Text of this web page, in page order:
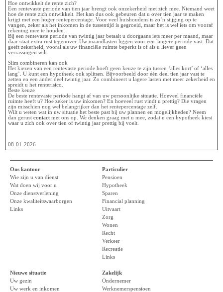
Hoe ontwikkelt de rente zich?
Een rentevaste periode van tien jaar brengt ook onzekerheid met zich mee. Niemand weet
hoe de rente zich ontwikkelt. Het kan dus ook gebeuren dat u over tien jaar te maken
krijgt met een hoger rentepercentage. Voor veel huishoudens is zo’n stijging op te
vangen, zeker als het inkomen in de tussentijd is gegroeid, maar het is wel iets om vooraf
rekening mee te houden.
Bij een rentevaste periode van twintig jaar betaalt u doorgaans iets meer per maand, maar
daar staat extra rust tegenover. Uw maandlasten liggen voor een langere periode vast. Dat
geeft zekerheid, vooral als uw financiële ruimte beperkt is of als u liever geen
verrassingen wilt.
Slim combineren kan ook
Het kiezen van een rentevaste periode hoeft geen keuze te zijn tussen ‘alles kort’ of ‘alles
lang’. U kunt een hypotheek ook splitsen. Bijvoorbeeld door één deel tien jaar vast te
zetten en een ander deel twintig jaar. Zo combineert u lagere lasten met meer zekerheid en
spreidt u het renterisico.
Beste keuze
De beste rentevaste periode hangt af van uw persoonlijke situatie. Hoeveel financiële
ruimte heeft u? Hoe zeker is uw inkomen? En hoeveel rust vindt u prettig? Die vragen
zijn misschien nog wel belangrijker dan het rentepercentage zelf.
Wilt u weten wat in uw situatie het beste past bij uw plannen en mogelijkheden? Neem
dan gerust contact met ons op. We denken graag met u mee, zodat u een hypotheek kiest
waar u zich ook over tien of twintig jaar prettig bij voelt.
08-01-2026
Ons kantoor
Wie zijn u van dienst
Wat doen wij voor u
Onze dienstverlening
Onze kwaliteitswaarborgen
Links
Particulier
Pensioen
Hypotheek
Sparen
Financial planning
Uitvaart
Zorg
Wonen
Recht
Verkeer
Recreatie
Links
Nieuwe situatie
Uw gezin
Uw werk en inkomen
Zakelijk
Ondernemer
Werknemerspensioen